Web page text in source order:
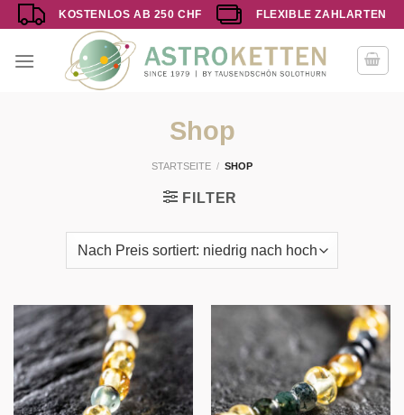
Zum
Inhalt
springen
KOSTENLOS AB 250 CHF FLEXIBLE ZAHLARTEN
Shop
STARTSEITE / SHOP
FILTER